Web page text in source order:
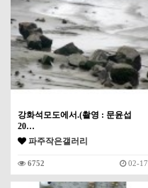
강화석모도에서.(촬영 : 문윤섭
20…
파주작은갤러리
6752 02-17